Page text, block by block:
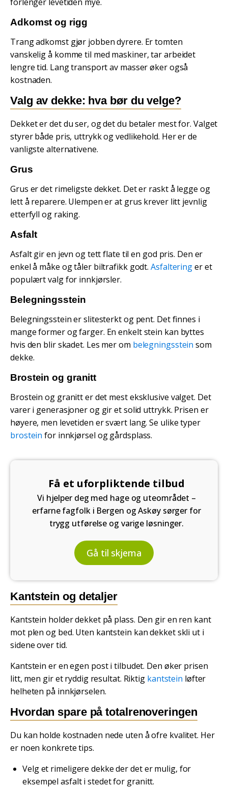
forlenger levetiden mye.
Adkomst og rigg
Trang adkomst gjør jobben dyrere. Er tomten
vanskelig å komme til med maskiner, tar arbeidet
lengre tid. Lang transport av masser øker også
kostnaden.
Valg av dekke: hva bør du velge?
Dekket er det du ser, og det du betaler mest for. Valget
styrer både pris, uttrykk og vedlikehold. Her er de
vanligste alternativene.
Grus
Grus er det rimeligste dekket. Det er raskt å legge og
lett å reparere. Ulempen er at grus krever litt jevnlig
etterfyll og raking.
Asfalt
Asfalt gir en jevn og tett flate til en god pris. Den er
enkel å måke og tåler biltrafikk godt.Asfalteringer et
populært valg for innkjørsler.
Belegningsstein
Belegningsstein er slitesterkt og pent. Det finnes i
mange former og farger. En enkelt stein kan byttes
hvis den blir skadet. Les mer om belegningsstein som
dekke.
Brostein og granitt
Brostein og granitt er det mest eksklusive valget. Det
varer i generasjoner og gir et solid uttrykk. Prisen er
høyere, men levetiden er svært lang. Se ulike typer
brostein for innkjørsel og gårdsplass.
Få et uforpliktende tilbud
Vi hjelper deg med hage og uteområdet –
erfarne fagfolk i Bergen og Askøy sørger for
trygg utførelse og varige løsninger.
Gå til skjema
Kantstein og detaljer
Kantstein holder dekket på plass. Den gir en ren kant
mot plen og bed. Uten kantstein kan dekket skli ut i
sidene over tid.
Kantstein er en egen post i tilbudet. Den øker prisen
litt, men gir et ryddig resultat. Riktig kantstein løfter
helheten på innkjørselen.
Hvordan spare på totalrenoveringen
Du kan holde kostnaden nede uten å ofre kvalitet. Her
er noen konkrete tips.
Velg et rimeligere dekke der det er mulig, for
eksempel asfalt i stedet for granitt.